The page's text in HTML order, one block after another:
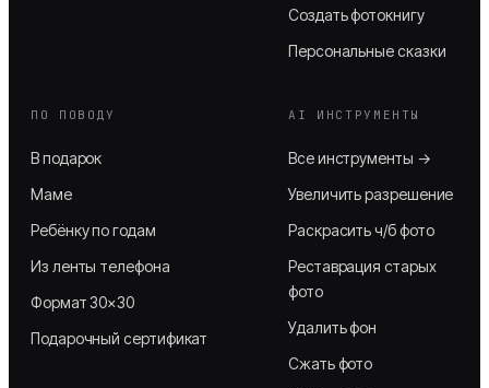
Создать фотокнигу
Персональные сказки
ПО ПОВОДУ
В подарок
Маме
Ребёнку по годам
Из ленты телефона
Формат 30×30
Подарочный сертификат
AI ИНСТРУМЕНТЫ
Все инструменты →
Увеличить разрешение
Раскрасить ч/б фото
Реставрация старых
фото
Удалить фон
Сжать фото